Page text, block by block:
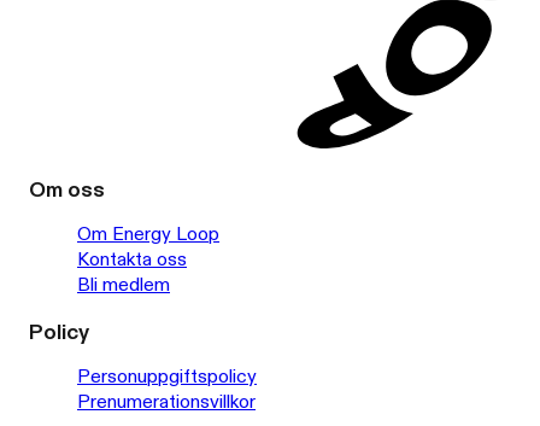
Om oss
Om Energy Loop
Kontakta oss
Bli medlem
Policy
Personuppgiftspolicy
Prenumerationsvillkor